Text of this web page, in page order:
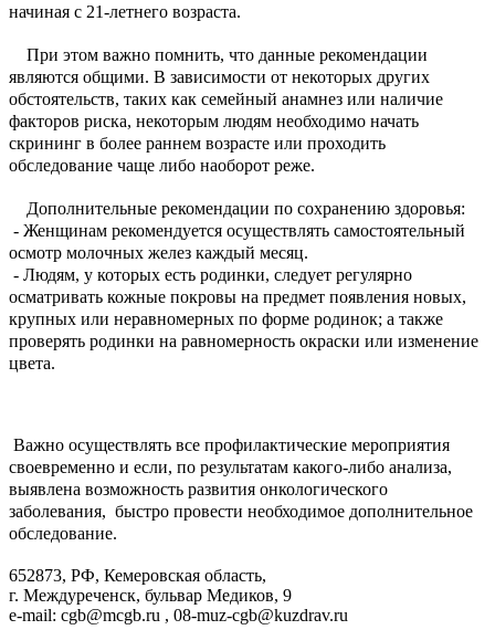
начиная с 21-летнего возраста.
При этом важно помнить, что данные рекомендации
являются общими. В зависимости от некоторых других
обстоятельств, таких как семейный анамнез или наличие
факторов риска, некоторым людям необходимо начать
скрининг в более раннем возрасте или проходить
обследование чаще либо наоборот реже.
Дополнительные рекомендации по сохранению здоровья:
- Женщинам рекомендуется осуществлять самостоятельный
осмотр молочных желез каждый месяц.
- Людям, у которых есть родинки, следует регулярно
осматривать кожные покровы на предмет появления новых,
крупных или неравномерных по форме родинок; а также
проверять родинки на равномерность окраски или изменение
цвета.
Важно осуществлять все профилактические мероприятия
своевременно и если, по результатам какого-либо анализа,
выявлена возможность развития онкологического
заболевания, быстро провести необходимое дополнительное
обследование.
652873, РФ, Кемеровская область,
г. Междуреченск, бульвар Медиков, 9
e-mail: cgb@mcgb.ru , 08-muz-cgb@kuzdrav.ru